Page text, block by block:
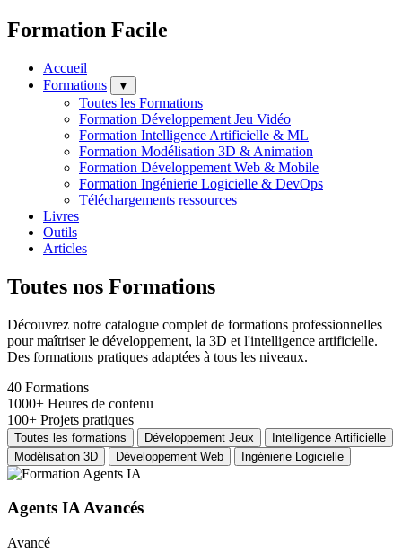
Formation Facile
Accueil
Formations
▼
Toutes les Formations
Formation Développement Jeu Vidéo
Formation Intelligence Artificielle & ML
Formation Modélisation 3D & Animation
Formation Développement Web & Mobile
Formation Ingénierie Logicielle & DevOps
Téléchargements ressources
Livres
Outils
Articles
Toutes nos Formations
Découvrez notre catalogue complet de formations professionnelles
pour maîtriser le développement, la 3D et l'intelligence artificielle.
Des formations pratiques adaptées à tous les niveaux.
40 Formations
1000+ Heures de contenu
100+ Projets pratiques
Toutes les formations Développement Jeux
Intelligence Artificielle
Modélisation 3D
Développement Web Ingénierie Logicielle
Agents IA Avancés
Avancé